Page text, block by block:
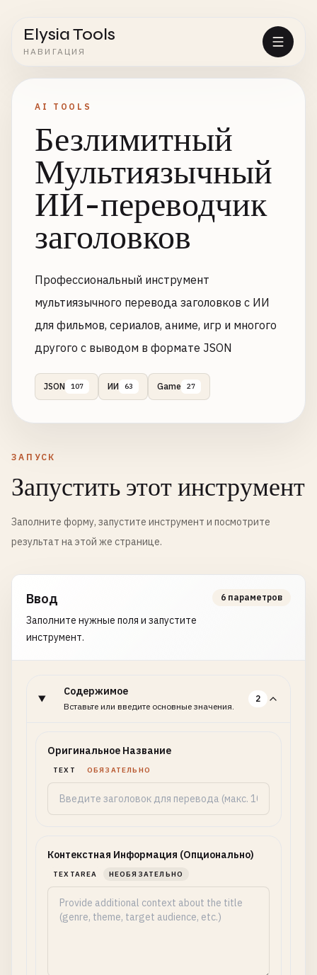
Elysia Tools
НАВИГАЦИЯ
AI TOOLS
Безлимитный
Мультиязычный
ИИ-переводчик
заголовков
Профессиональный инструмент
мультиязычного перевода заголовков с ИИ
для фильмов, сериалов, аниме, игр и многого
другого с выводом в формате JSON
JSON 107 ИИ 63 Game 27
ЗАПУСК
Запустить этот инструмент
Заполните форму, запустите инструмент и посмотрите
результат на этой же странице.
Ввод
Заполните нужные поля и запустите
инструмент.
6 параметров
Содержимое
Вставьте или введите основные значения.
2
Оригинальное Название
TEXT ОБЯЗАТЕЛЬНО
Контекстная Информация (Опционально)
TEXTAREA НЕОБЯЗАТЕЛЬНО